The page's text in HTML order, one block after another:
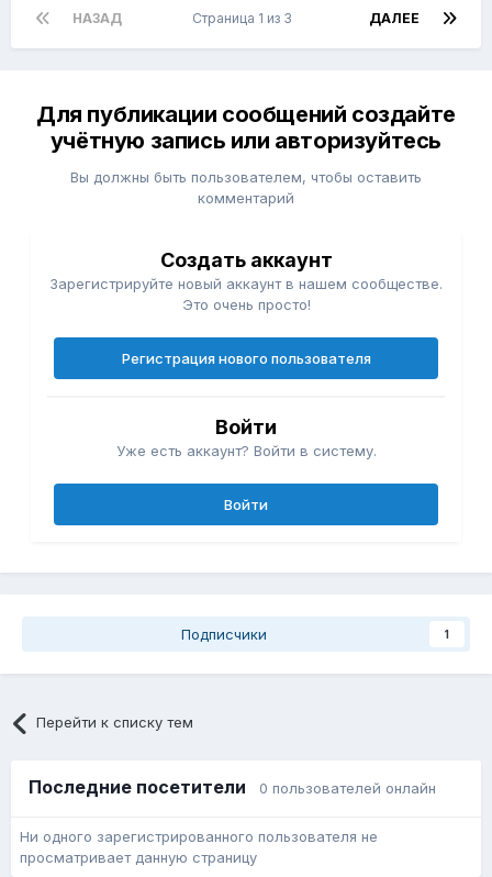
НАЗАД ДАЛЕЕ
Страница 1 из 3
Для публикации сообщений создайте
учётную запись или авторизуйтесь
Вы должны быть пользователем, чтобы оставить
комментарий
Создать аккаунт
Зарегистрируйте новый аккаунт в нашем сообществе.
Это очень просто!
Регистрация нового пользователя
Войти
Уже есть аккаунт? Войти в систему.
Войти
Подписчики 1
Перейти к списку тем
Последние посетители 0 пользователей онлайн
Ни одного зарегистрированного пользователя не
просматривает данную страницу